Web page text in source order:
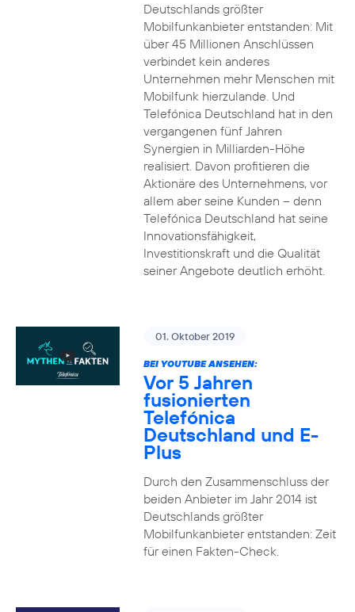
Deutschlands größter
Mobilfunkanbieter entstanden: Mit
über 45 Millionen Anschlüssen
verbindet kein anderes
Unternehmen mehr Menschen mit
Mobilfunk hierzulande. Und
Telefónica Deutschland hat in den
vergangenen fünf Jahren
Synergien in Milliarden-Höhe
realisiert. Davon profitieren die
Aktionäre des Unternehmens, vor
allem aber seine Kunden – denn
Telefónica Deutschland hat seine
Innovationsfähigkeit,
Investitionskraft und die Qualität
seiner Angebote deutlich erhöht.
01. Oktober 2019
BEI YOUTUBE ANSEHEN:
Vor 5 Jahren
fusionierten
Telefónica
Deutschland und E-
Plus
Durch den Zusammenschluss der
beiden Anbieter im Jahr 2014 ist
Deutschlands größter
Mobilfunkanbieter entstanden: Zeit
für einen Fakten-Check.